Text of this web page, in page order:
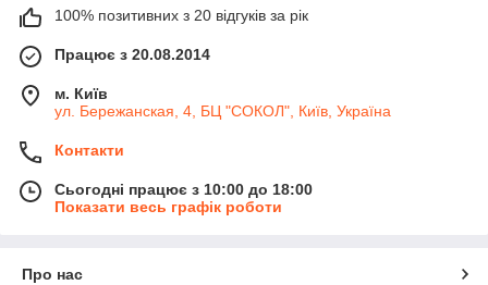
100% позитивних з 20 відгуків за рік
Працює з 20.08.2014
м. Київ
ул. Бережанская, 4, БЦ "СОКОЛ", Київ, Україна
Контакти
Сьогодні працює з 10:00 до 18:00
Показати весь графік роботи
Про нас